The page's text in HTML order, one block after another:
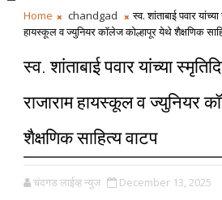
Home chandgad
स्व. शांताबाई पवार
हायस्कूल व ज्युनियर कॉलेज कोल्हापूर येथे शैक्षणिक
स्व. शांताबाई पवार यांच्या
राजाराम हायस्कूल व ज्युनियर
शैक्षणिक साहित्य वाटप
चंदगड लाईव्ह न्युज December 13, 2025